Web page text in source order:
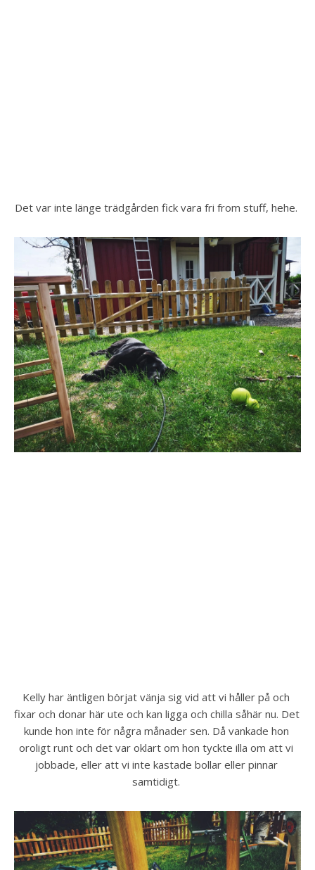
Det var inte länge trädgården fick vara fri from stuff, hehe.
Kelly har äntligen börjat vänja sig vid att vi håller på och
fixar och donar här ute och kan ligga och chilla såhär nu. Det
kunde hon inte för några månader sen. Då vankade hon
oroligt runt och det var oklart om hon tyckte illa om att vi
jobbade, eller att vi inte kastade bollar eller pinnar
samtidigt.